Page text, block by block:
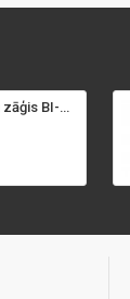
SPECIALIST+ caurumu zāģis BI-METAL, 98 mm